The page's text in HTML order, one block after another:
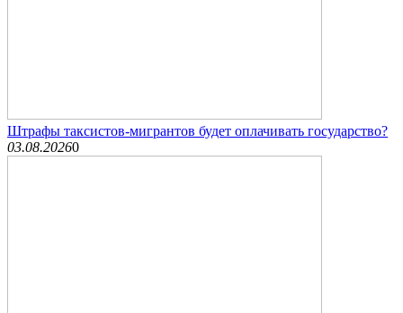
Штрафы таксистов-мигрантов будет оплачивать государство?
03.08.20260